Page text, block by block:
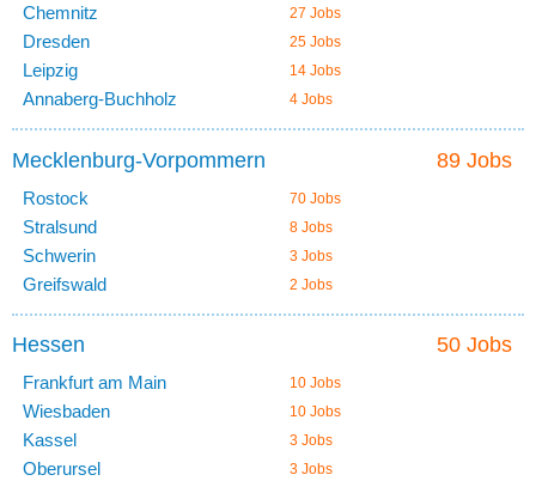
Chemnitz 27 Jobs
Dresden 25 Jobs
Leipzig 14 Jobs
Annaberg-Buchholz 4 Jobs
89 Jobs
Mecklenburg-Vorpommern
Rostock 70 Jobs
Stralsund 8 Jobs
Schwerin 3 Jobs
Greifswald 2 Jobs
50 Jobs
Hessen
Frankfurt am Main 10 Jobs
Wiesbaden 10 Jobs
Kassel 3 Jobs
Oberursel 3 Jobs